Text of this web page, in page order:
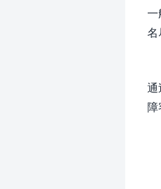
一
名
通
障